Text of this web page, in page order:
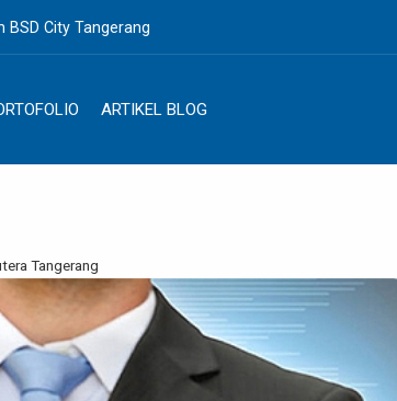
BSD City Tangerang
ARTIKEL BLOG
Tangerang